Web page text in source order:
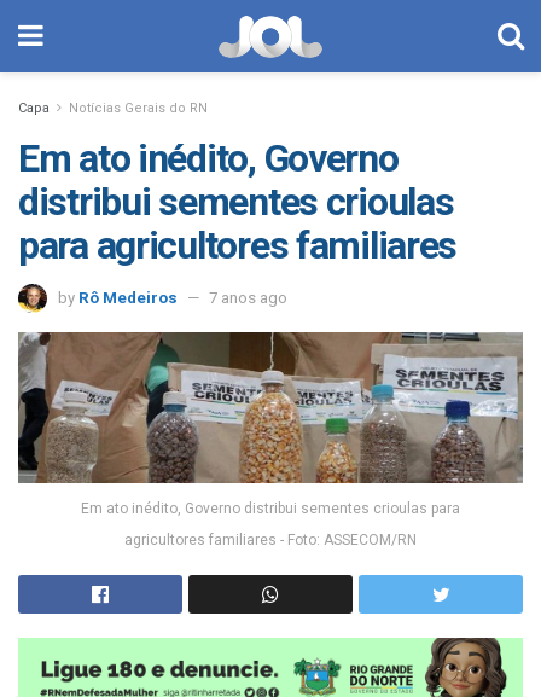
Capa Notícias Gerais do RN
Em ato inédito, Governo
distribui sementes crioulas
para agricultores familiares
by Rô Medeiros 7 anos ago
Em ato inédito, Governo distribui sementes crioulas para
agricultores familiares - Foto: ASSECOM/RN